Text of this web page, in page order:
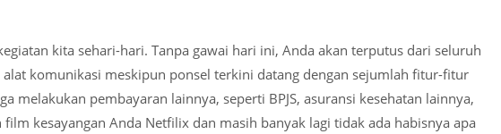
kita sehari-hari. Tanpa gawai hari ini, Anda akan terputus dari seluruh
alat komunikasi meskipun ponsel terkini datang dengan sejumlah fitur-fitur
melakukan pembayaran lainnya, seperti BPJS, asuransi kesehatan lainnya,
kesayangan Anda Netfilix dan masih banyak lagi tidak ada habisnya apa